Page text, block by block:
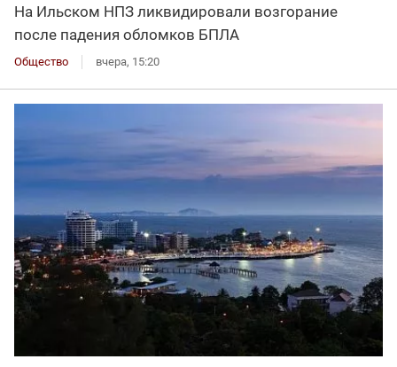
На Ильском НПЗ ликвидировали возгорание
после падения обломков БПЛА
Общество вчера, 15:20